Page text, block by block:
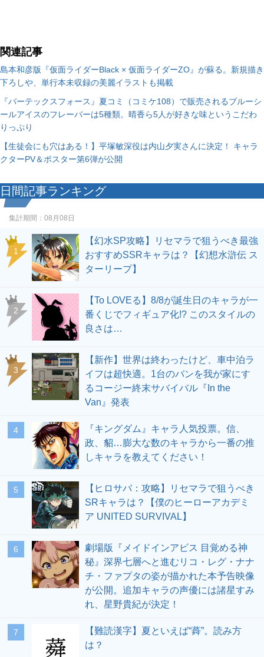
関連記事
島本和彦版『仮面ライダーBlack × 仮面ライダーZO』が蘇る。新規描き
下ろしや、単行本未収録の美麗イラストも掲載
『バーテックスフォース』夏コミ（コミケ108）で販売されるブルーシ
ールアイスのフレーバーは5種類。晴香ら5人が好きな味というこだわ
りっぷり
【生徒会にも穴はある！】平塚敏深役は内山夕実さんに決定！ キャラ
クターPV＆ポスター第6弾が公開
日間記事ランキング
集計期間： 08月08日
1
【幻水SP攻略】リセマラで狙うべき最強
おすすめSSRキャラは？【幻想水滸伝 ス
ターリープ】
2
【To LOVEる】8/8が誕生日のキャラが一
番くじでフィギュア化!? このスタイルの
良さは…
3
【新作】世界は終わったけど、車中泊ラ
イフは超快適。1台のバンを我が家にす
るコージー終末サバイバル『In the
Van』発表
4
『キングダム』キャラ人気投票。信、
政、貂…膨大な数のキャラから一番の推
しキャラを教えてください！
5
【ヒロサバ：攻略】リセマラで狙うべき
SRキャラは？【僕のヒーローアカデミ
ア UNITED SURVIVAL】
6
劇場版『メイドインアビス 目覚める神
秘』深界七層へと進むリコ・レグ・ナナ
チ・ファプタの姿が描かれた本予告映像
が公開。追加キャラの声優には諸星すみ
れ、星野貴紀が決定！
7
【難読漢字】夏といえば“蕣”。読み方
は？